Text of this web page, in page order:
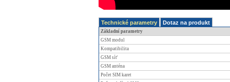
Technické parametry Dotaz na produkt
Základní parametry
GSM modul
Kompatibilita
GSM síť
GSM anténa
Počet SIM karet